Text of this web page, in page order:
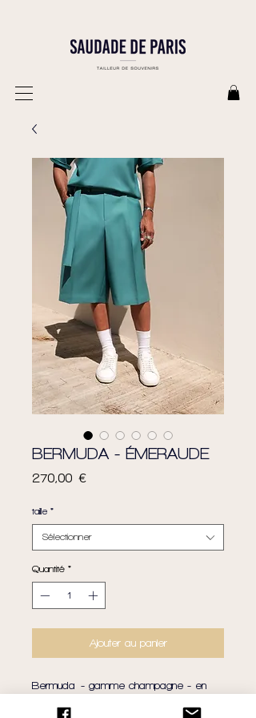
BERMUDA - ÉMERAUDE
270,00 €Prix
taille *
Sélectionner
Quantité *
Ajouter au panier
Bermuda - gamme champagne - en